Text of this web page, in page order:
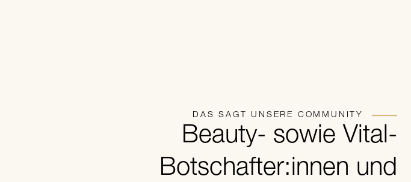
DAS SAGT UNSERE COMMUNITY
Beauty- sowie Vital-
Botschafter:innen und